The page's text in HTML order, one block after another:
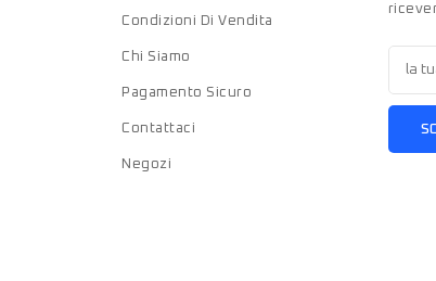
Condizioni Di Vendita
Chi Siamo
Pagamento Sicuro
Contattaci
Negozi